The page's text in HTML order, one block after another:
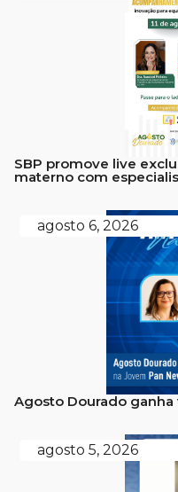
SBP promove live
materno com
agosto 6, 2026
Agosto Dourado ganha
agosto 5, 2026